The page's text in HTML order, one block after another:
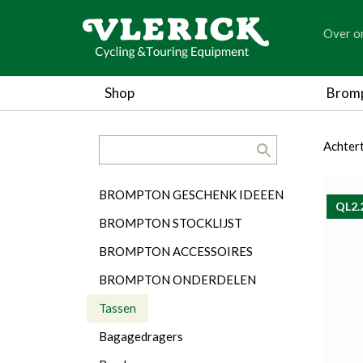
Over
Shop
Categorieën
BROMPTON GESCHENK IDEEEN
BROMPTON STOCKLIJST
BROMPTON ACCESSOIRES
BROMPTON ONDERDELEN
Tassen
Bagagedragers